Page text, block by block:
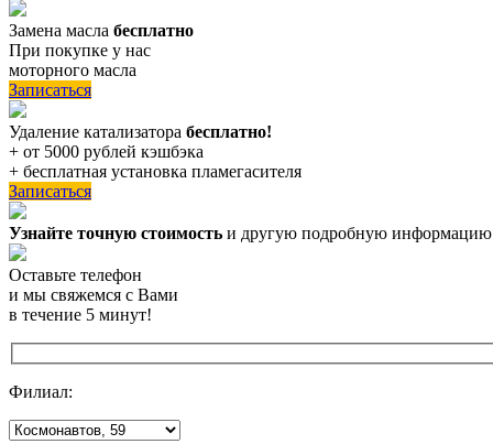
Замена масла бесплатно
При покупке у нас
моторного масла
Записаться
Удаление катализатора бесплатно!
+ от 5000 рублей кэшбэка
+ бесплатная установка пламегасителя
Записаться
Узнайте точную стоимость и другую подробную информацию
Оставьте телефон
и мы свяжемся с Вами
в течение 5 минут!
Филиал: